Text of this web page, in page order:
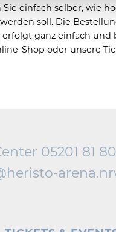
einfach selber, wie
soll. Die
erfolgt ganz einfach und
Shop oder unsere
05201 81
heristo-arena.